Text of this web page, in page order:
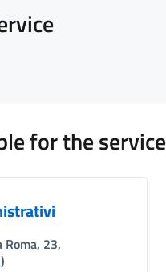
for the service
Roma, 23,